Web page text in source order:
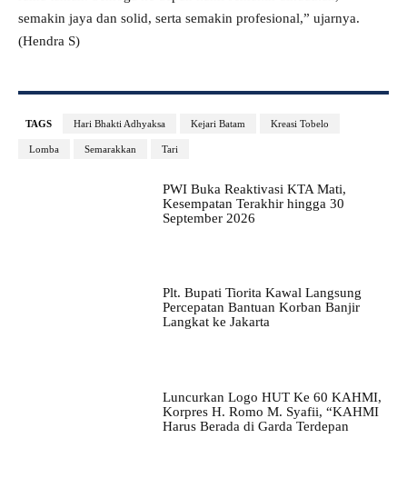
semakin jaya dan solid, serta semakin profesional,” ujarnya.
(Hendra S)
TAGS Hari Bhakti Adhyaksa Kejari Batam Kreasi Tobelo
Lomba Semarakkan Tari
PWI Buka Reaktivasi KTA Mati,
Kesempatan Terakhir hingga 30
September 2026
Plt. Bupati Tiorita Kawal Langsung
Percepatan Bantuan Korban Banjir
Langkat ke Jakarta
Luncurkan Logo HUT Ke 60 KAHMI,
Korpres H. Romo M. Syafii, “KAHMI
Harus Berada di Garda Terdepan